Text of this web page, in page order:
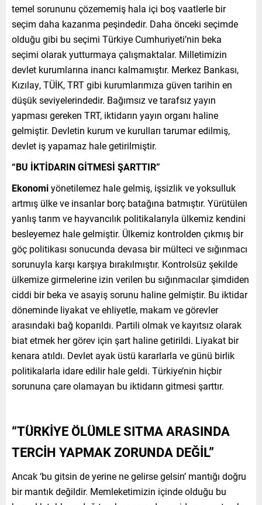
temel sorununu çözememiş hala içi boş vaatlerle bir
seçim daha kazanma peşindedir. Daha önceki seçimde
olduğu gibi bu seçimi Türkiye Cumhuriyeti’nin beka
seçimi olarak yutturmaya çalışmaktalar. Milletimizin
devlet kurumlarına inancı kalmamıştır. Merkez Bankası,
Kızılay, TÜİK, TRT gibi kurumlarımıza güven tarihin en
düşük seviyelerindedir. Bağımsız ve tarafsız yayın
yapması gereken TRT, iktidarın yayın organı haline
gelmiştir. Devletin kurum ve kurulları tarumar edilmiş,
devlet iş yapamaz hale getirilmiştir.
“BU İKTİDARIN GİTMESİ ŞARTTIR”
Ekonomiyönetilemez hale gelmiş, işsizlik ve yoksulluk
artmış ülke ve insanlar borç batağına batmıştır. Yürütülen
yanlış tarım ve hayvancılık politikalarıyla ülkemiz kendini
besleyemez hale gelmiştir. Ülkemiz kontrolden çıkmış bir
göç politikası sonucunda devasa bir mülteci ve sığınmacı
sorunuyla karşı karşıya bırakılmıştır. Kontrolsüz şekilde
ülkemize girmelerine izin verilen bu sığınmacılar şimdiden
ciddi bir beka ve asayiş sorunu haline gelmiştir. Bu iktidar
döneminde liyakat ve ehliyetle, makam ve görevler
arasındaki bağ koparıldı. Partili olmak ve kayıtsız olarak
biat etmek her görev için şart haline getirildi. Liyakat bir
kenara atıldı. Devlet ayak üstü kararlarla ve günü birlik
politikalarla idare edilir hale geldi. Türkiye’nin hiçbir
sorununa çare olamayan bu iktidarın gitmesi şarttır.
“TÜRKİYE ÖLÜMLE SITMA ARASINDA
TERCİH YAPMAK ZORUNDA DEĞİL”
Ancak ‘bu gitsin de yerine ne gelirse gelsin’ mantığı doğru
bir mantık değildir. Memleketimizin içinde olduğu bu